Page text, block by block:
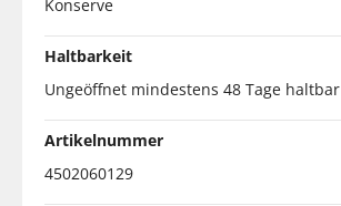
Konserve
Haltbarkeit
Ungeöffnet mindestens 48 Tage haltbar
Artikelnummer
4502060129